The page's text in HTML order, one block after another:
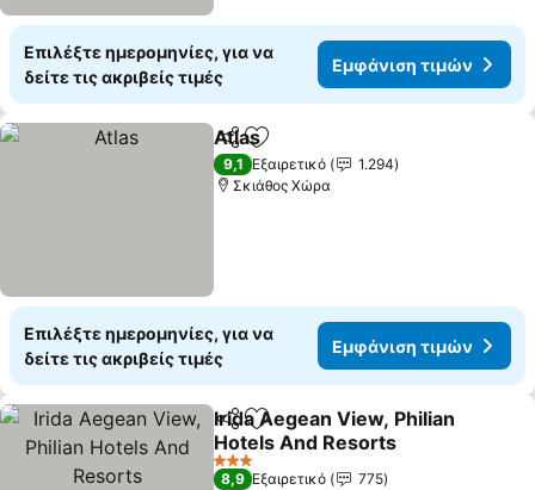
Επιλέξτε ημερομηνίες, για να
δείτε τις ακριβείς τιμές
Εμφάνιση τιμών
Κοινοποίηση
Προσθήκη στα αγαπημένα
Atlas
9,1 Εξαιρετικό
1.294
Σκιάθος Χώρα
Επιλέξτε ημερομηνίες, για να
δείτε τις ακριβείς τιμές
Εμφάνιση τιμών
Κοινοποίηση
Προσθήκη στα αγαπημένα
Irida Aegean View, Philian
Hotels And Resorts
3 Αστέρια
8,9 Εξαιρετικό
775